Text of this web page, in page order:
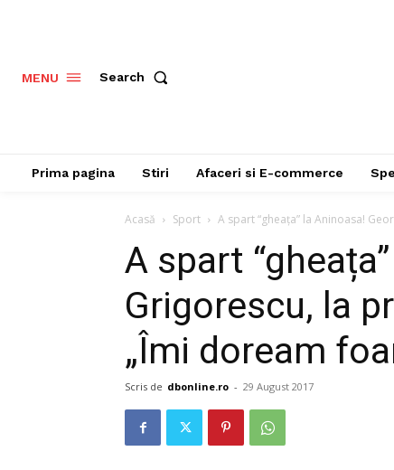
MENU Search
Prima pagina Stiri Afaceri si E-commerce
Acasă Sport A spart “gheața” la Aninoasa!
A spart
Grigorescu, la
„Îmi doream
Scris de dbonline.ro - 29 August 2017